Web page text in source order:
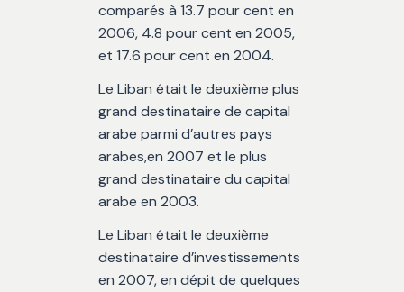
comparés à 13.7 pour cent en
2006, 4.8 pour cent en 2005,
et 17.6 pour cent en 2004.
Le Liban était le deuxième plus
grand destinataire de capital
arabe parmi d’autres pays
arabes,en 2007 et le plus
grand destinataire du capital
arabe en 2003.
Le Liban était le deuxième
destinataire d’investissements
en 2007, en dépit de quelques